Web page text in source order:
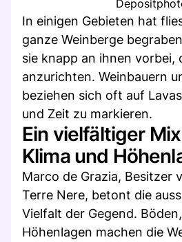
In einigen Gebieten hat
ganze Weinberge
sie knapp an ihnen vorbei,
anzurichten. Weinbauern
beziehen sich oft auf
und Zeit zu markieren.
Ein vielfältiger
Klima und
Marco de Grazia, Besitzer
Terre Nere, betont die
Vielfalt der Gegend.
Höhenlagen machen die